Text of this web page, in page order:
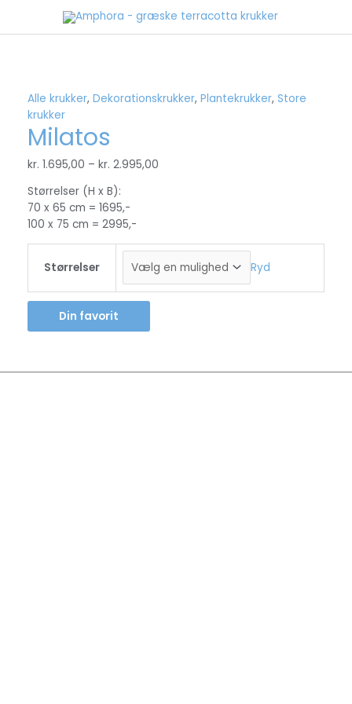
Alle krukker, Dekorationskrukker, Plantekrukker, Store
krukker
Milatos
kr. 1.695,00 – kr. 2.995,00
Størrelser (H x B):
70 x 65 cm = 1695,-
100 x 75 cm = 2995,-
Størrelser Ryd
Din favorit